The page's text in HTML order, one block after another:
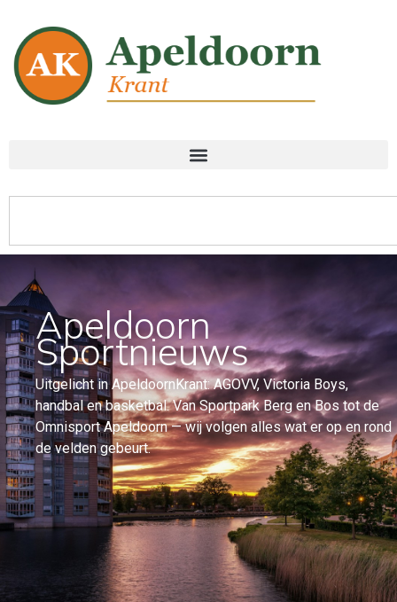
Apeldoorn
Sportnieuws
Uitgelicht in ApeldoornKrant: AGOVV, Victoria Boys,
handbal en basketbal. Van Sportpark Berg en Bos tot de
Omnisport Apeldoorn — wij volgen alles wat er op en rond
de velden gebeurt.